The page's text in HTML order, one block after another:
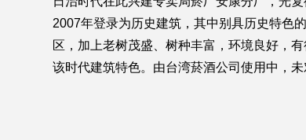
2007年登录为历史建筑，其中别具历史特色
区，加上老树茂盛、树种丰富，环境良好，
该时代建筑特色。由台湾菸酒公司使用中，未